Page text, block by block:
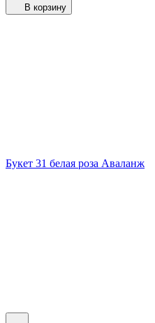
В корзину
Букет 31 белая роза Аваланж